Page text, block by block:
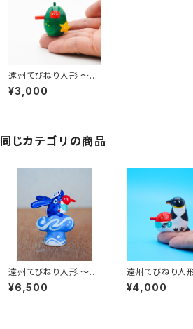
遠州てびねり人形 〜冬
瓜（とうがん）〜｜高さ
約4cm
¥3,000
同じカテゴリの商品
遠州てびねり人形 〜ザ
トウクジラ〜 ｜高さ約7
cm
¥6,500
遠州てびねり人
満ペンギン〜 ｜
4.5cm
¥4,000